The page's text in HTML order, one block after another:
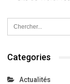
Categories
Actualités